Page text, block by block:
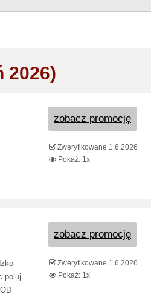
2026)
zobacz promocję
Zweryfikowane 1.6.2026
Pokaż: 1x
poluj
zobacz promocję
Zweryfikowane 1.6.2026
Pokaż: 1x